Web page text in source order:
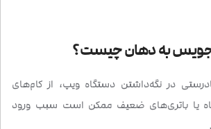
به دهان چیست؟
در نگه‌داشتن دستگاه ویپ، از کام‌های
یا باتری‌های ضعیف ممکن است سبب ورود